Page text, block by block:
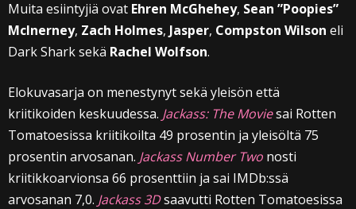
Muita esiintyjiä ovat Ehren McGhehey, Sean ”Poopies”
McInerney, Zach Holmes, Jasper, Compston Wilson eli
Dark Shark sekä Rachel Wolfson.
Elokuvasarja on menestynyt sekä yleisön että
kriitikoiden keskuudessa. Jackass: The Moviesai Rotten
Tomatoesissa kriitikoilta 49 prosentin ja yleisöltä 75
prosentin arvosanan. Jackass Number Two nosti
kriitikkoarvionsa 66 prosenttiin ja sai IMDb:ssä
arvosanan 7,0. Jackass 3Dsaavutti Rotten Tomatoesissa